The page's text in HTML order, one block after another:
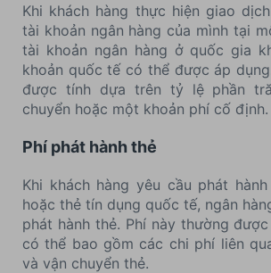
Khi khách hàng thực hiện giao
tài khoản ngân hàng của mình tại
tài khoản ngân hàng ở quốc gia
khoản quốc tế có thể được áp
được tính dựa trên tỷ lệ phần
chuyển hoặc một khoản phí cố định.
Phí phát hành thẻ
Khi khách hàng yêu cầu phát
hoặc thẻ tín dụng quốc tế, ngân
phát hành thẻ. Phí này thường
có thể bao gồm các chi phí liên
và vận chuyển thẻ.